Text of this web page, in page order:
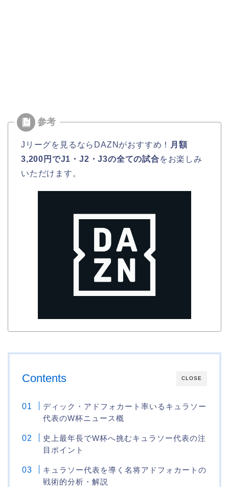
Jリーグを見るならDAZNがおすすめ！
月額
3,200円でJ1・J2・J3の全ての試合をお楽しみ
いただけます。
CLOSE
Contents
ディック・アドフォカート率いるキュラソー
代表のW杯ニュース概
史上最年長でW杯へ挑むキュラソー代表の注
目ポイント
キュラソー代表を導く名将アドフォカートの
戦術的分析・解説